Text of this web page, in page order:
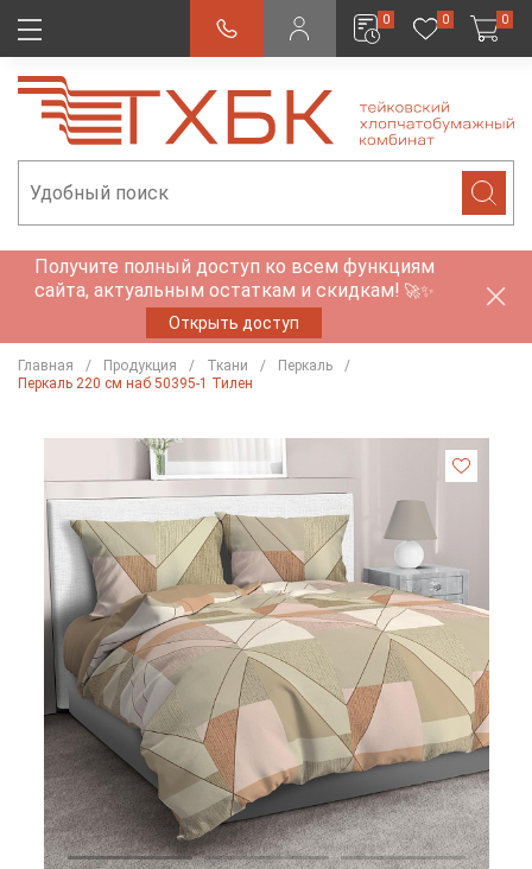
0 0 0
Получите полный доступ ко всем функциям
сайта, актуальным остаткам и скидкам! 🚀✨
Открыть доступ
Главная Продукция Ткани
Перкаль
Перкаль 220 см наб 50395-1 Тилен